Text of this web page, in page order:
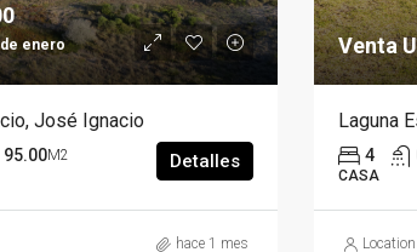
de enero
José Ignacio
95.00M2
Detalles
hace 1 mes
Venta
Laguna
4
CASA